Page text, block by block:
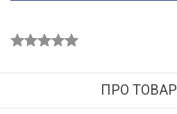
ПРО ТОВАР